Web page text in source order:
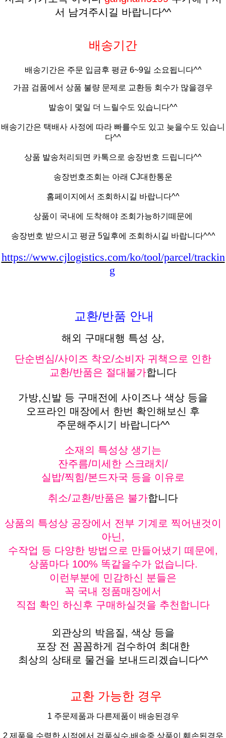
서 남겨주시길 바랍니다^^
배송기간
배송기간은 주문 입금후 평균 6~9일 소요됩니다^^
가끔 검품에서 상품 불량 문제로 교환등 회수가 많을경우
발송이 몇일 더 느릴수도 있습니다^^
배송기간은 택배사 사정에 따라 빠를수도 있고 늦을수도 있습니
다^^
상품 발송처리되면 카톡으로 송장번호 드립니다^^
송장번호조회는 아래 CJ대한통운
홈페이지에서 조회하시길 바랍니다^^
상품이 국내에 도착해야 조회가능하기떼문에
송장번호 받으시고 평균 5일후에 조회하시길 바랍니다^^^
https://www.cjlogistics.com/ko/tool/parcel/trackin
g
교환/반품 안내
해외 구매대행 특성 상,
단순변심/사이즈 착오/소비자 귀책으로 인한
교환/반품은 절대불가합니다
가방,신발 등 구매전에 사이즈나 색상 등을
오프라인 매장에서 한번 확인해보신 후
주문해주시기 바랍니다^^
소재의 특성상 생기는
잔주름/미세한 스크래치/
실밥/찍힘/본드자국 등을 이유로
취소/교환/반품은 불가합니다
상품의 특성상 공장에서 전부 기계로 찍어낸것이
아닌,
수작업 등 다양한 방법으로 만들어냈기 떼문에,
상품마다 100% 똑같을수가 없습니다.
이런부분에 민감하신 분들은
꼭 국내 정품매장에서
직접 확인 하신후 구매하실것을 추천합니다
외관상의 박음질, 색상 등을
포장 전 꼼꼼하게 검수하여 최대한
최상의 상태로 물건을 보내드리겠습니다^^
교환 가능한 경우
1 주문제품과 다른제품이 배송된경우
2 제품을 수령한 시점에서 검품실수,배송중 상품이 훼손된경우